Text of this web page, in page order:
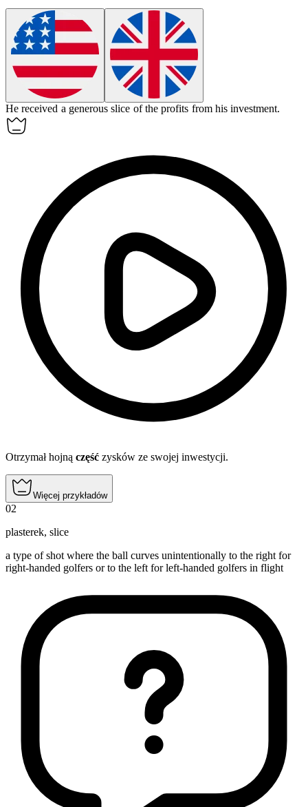
He received a generousslice of the profits from his investment.
Otrzymał hojną część zysków ze swojej inwestycji.
Więcej przykładów
02
plasterek, slice
a type of shot where the ball curves unintentionally to the right for
right-handed golfers or to the left for left-handed golfers in flight